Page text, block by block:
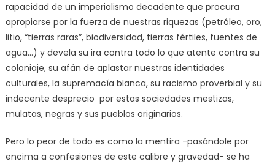
rapacidad de un imperialismo decadente que procura
apropiarse por la fuerza de nuestras riquezas (petróleo, oro,
litio, “tierras raras”, biodiversidad, tierras fértiles, fuentes de
agua…) y devela su ira contra todo lo que atente contra su
coloniaje, su afán de aplastar nuestras identidades
culturales, la supremacía blanca, su racismo proverbial y su
indecente desprecio por estas sociedades mestizas,
mulatas, negras y sus pueblos originarios.
Pero lo peor de todo es como la mentira -pasándole por
encima a confesiones de este calibre y gravedad- se ha